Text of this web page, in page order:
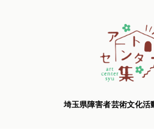
埼玉県障害者芸術文化活